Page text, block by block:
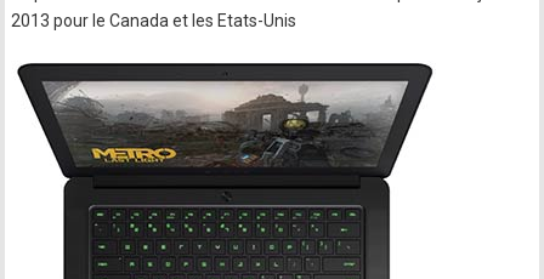
2013 pour le Canada et les Etats-Unis